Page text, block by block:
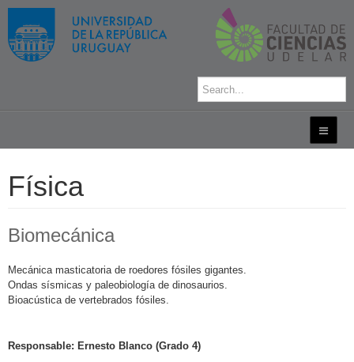
Física
Biomecánica
Mecánica masticatoria de roedores fósiles gigantes.
Ondas sísmicas y paleobiología de dinosaurios.
Bioacústica de vertebrados fósiles.
Responsable: Ernesto Blanco (Grado 4)